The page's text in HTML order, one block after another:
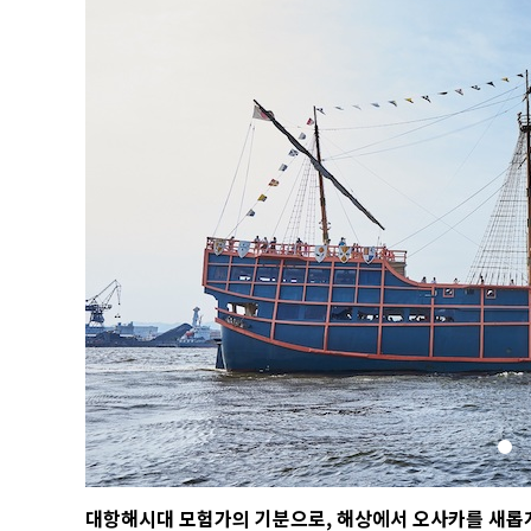
대항해시대 모험가의 기분으로, 해상에서 오사카를 새